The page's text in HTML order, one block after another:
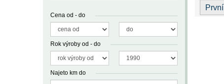
První
Cena od - do
Rok výroby od - do
Najeto km do